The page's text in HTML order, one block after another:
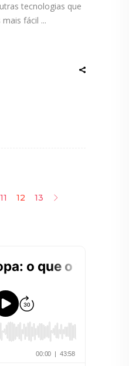
tecnologias que
fácil
11 12 13